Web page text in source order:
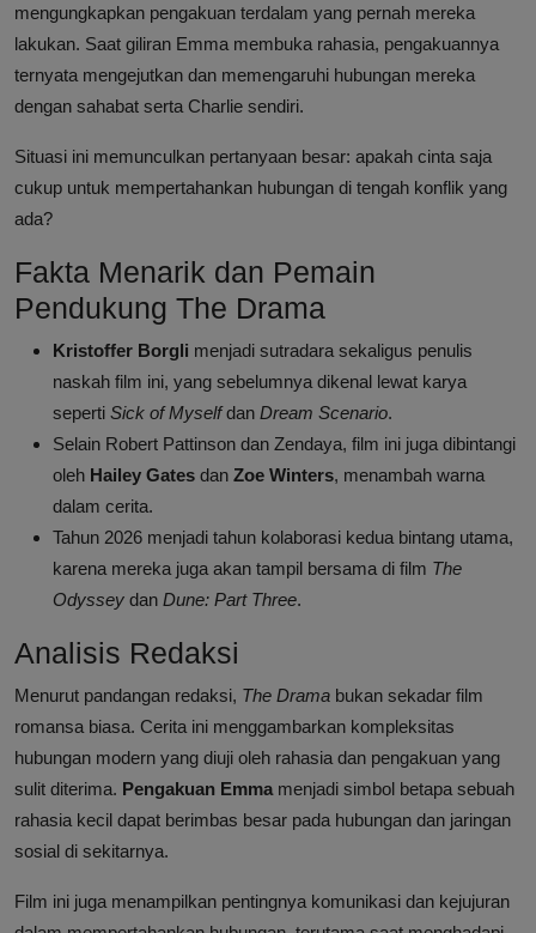
mengungkapkan pengakuan terdalam yang pernah mereka
lakukan. Saat giliran Emma membuka rahasia, pengakuannya
ternyata mengejutkan dan memengaruhi hubungan mereka
dengan sahabat serta Charlie sendiri.
Situasi ini memunculkan pertanyaan besar: apakah cinta saja
cukup untuk mempertahankan hubungan di tengah konflik yang
ada?
Fakta Menarik dan Pemain
Pendukung The Drama
Kristoffer Borgli menjadi sutradara sekaligus penulis
naskah film ini, yang sebelumnya dikenal lewat karya
seperti Sick of Myselfdan Dream Scenario.
Selain Robert Pattinson dan Zendaya, film ini juga dibintangi
oleh Hailey Gates dan Zoe Winters, menambah warna
dalam cerita.
Tahun 2026 menjadi tahun kolaborasi kedua bintang utama,
karena mereka juga akan tampil bersama di film The
Odyssey dan Dune: Part Three.
Analisis Redaksi
Menurut pandangan redaksi, The Drama bukan sekadar film
romansa biasa. Cerita ini menggambarkan kompleksitas
hubungan modern yang diuji oleh rahasia dan pengakuan yang
sulit diterima. Pengakuan Emma menjadi simbol betapa sebuah
rahasia kecil dapat berimbas besar pada hubungan dan jaringan
sosial di sekitarnya.
Film ini juga menampilkan pentingnya komunikasi dan kejujuran